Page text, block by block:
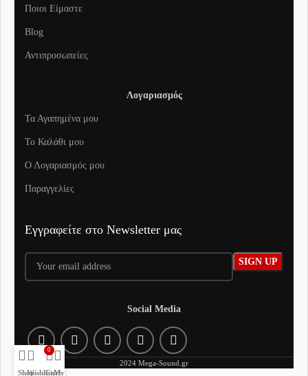
Ποιοι Είμαστε
Blog
Αντιπροσωπείες
Λογαριασμός
Τα Αγαπημένα μου
To Καλάθι μου
Ο Λογαριασμός μου
Παραγγελίες
Εγγραφείτε στο Newsletter μας
Social Media
2024 Mega-Sound.gr
ShopWishlist
0
CartMy account